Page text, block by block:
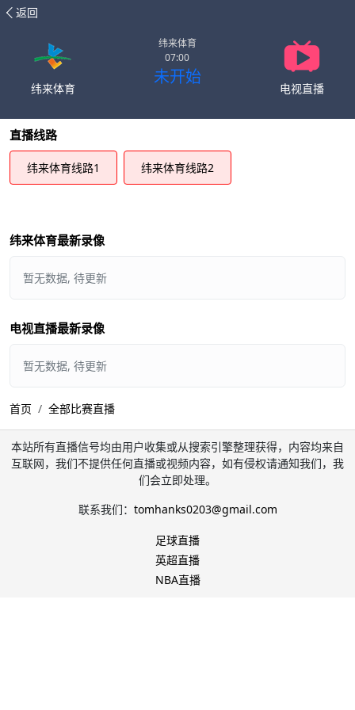
返回
纬来体育
纬来体育
07:00
未开始
电视直播
直播线路
纬来体育线路1 纬来体育线路2
纬来体育最新录像
暂无数据, 待更新
电视直播最新录像
暂无数据, 待更新
首页 全部比赛直播
本站所有直播信号均由用户收集或从搜索引擎整理获得，内容均来自
互联网，我们不提供任何直播或视频内容，如有侵权请通知我们，我
们会立即处理。
联系我们： tomhanks0203@gmail.com
足球直播
英超直播
NBA直播